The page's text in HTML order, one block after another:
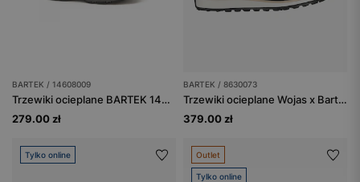
BARTEK / 14608009
Trzewiki ocieplane BARTEK 14608009, dla chłopców, czarno-szary
279.00 zł
BARTEK / 8630073
Trzewiki ocieplane Wojas x Bartek 8630073, dla chłopców, brązowy
379.00 zł
Tylko online Outlet
Tylko online